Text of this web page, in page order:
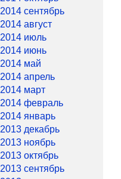
2014 сентябрь
2014 август
2014 июль
2014 июнь
2014 май
2014 апрель
2014 март
2014 февраль
2014 январь
2013 декабрь
2013 ноябрь
2013 октябрь
2013 сентябрь